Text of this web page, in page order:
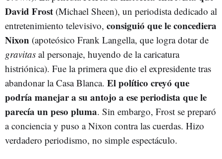
David Frost (Michael Sheen), un periodista dedicado al
entretenimiento televisivo, consiguió que le concediera
Nixon (apoteósico Frank Langella, que logra dotar de
gravitas al personaje, huyendo de la caricatura
histriónica). Fue la primera que dio el expresidente tras
abandonar la Casa Blanca. El político creyó que
podría manejar a su antojo a ese periodista que le
parecía un peso pluma. Sin embargo, Frost se preparó
a conciencia y puso a Nixon contra las cuerdas. Hizo
verdadero periodismo, no simple espectáculo.